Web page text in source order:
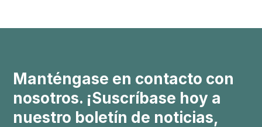
Manténgase en contacto con
nosotros. ¡Suscríbase hoy a
nuestro boletín de noticias,